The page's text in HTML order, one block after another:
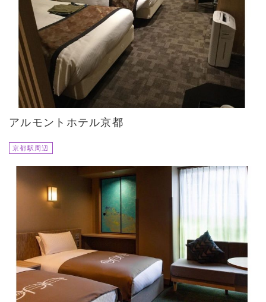
アルモントホテル京都
京都駅周辺